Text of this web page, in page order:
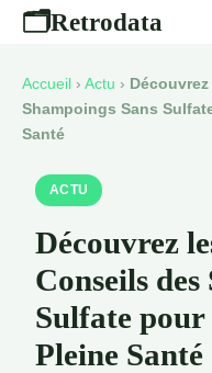
🗂Retrodata
Accueil › Actu ›
Shampoings Sans
Santé
ACTU
Découvrez
Conseils
Sulfate pour
Pleine Santé